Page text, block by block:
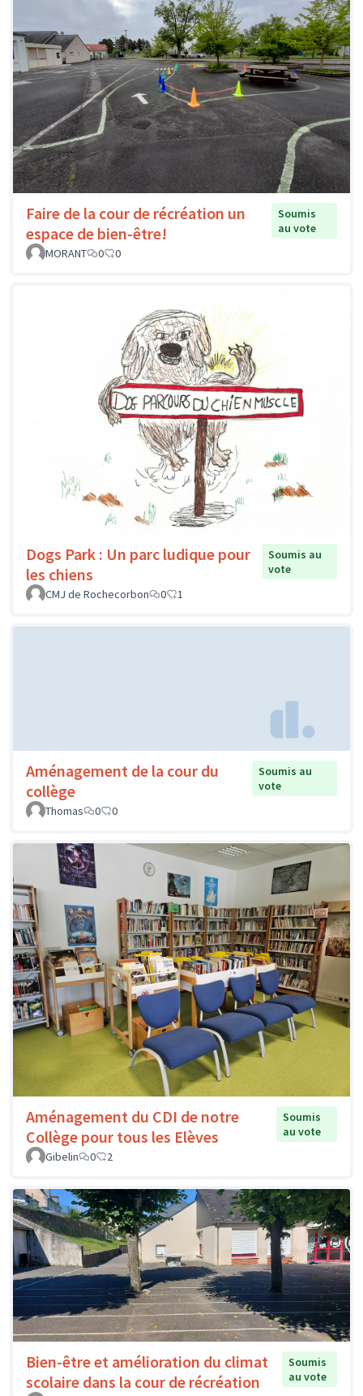
Faire de la cour de récréation un
espace de bien-être!
Soumis
au vote
MORANT
0 0
Dogs Park : Un parc ludique pour
les chiens
Soumis au
vote
CMJ de Rochecorbon
0 1
Aménagement de la cour du
collège
Soumis au
vote
Thomas
0 0
Aménagement du CDI de notre
Collège pour tous les Elèves
Soumis
au vote
Gibelin
0 2
Bien-être et amélioration du climat
scolaire dans la cour de récréation
Soumis
au vote